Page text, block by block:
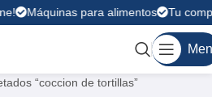
Máquinas para alimentos Tu
“coccion de tortillas”